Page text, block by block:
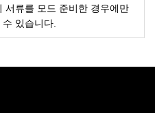
서류를 모드 준비한 경우에만
있습니다.